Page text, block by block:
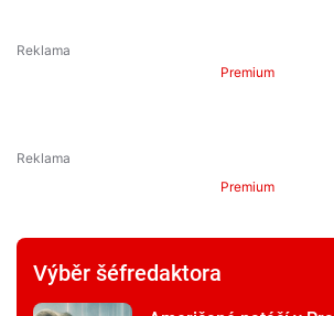
Premium
Premium
Výběr šéfredaktora